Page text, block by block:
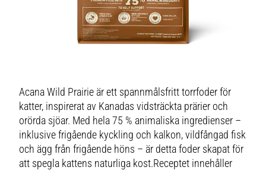
Acana Wild Prairie är ett spannmålsfritt torrfoder för
katter, inspirerat av Kanadas vidsträckta prärier och
orörda sjöar. Med hela 75 % animaliska ingredienser –
inklusive frigående kyckling och kalkon, vildfångad fisk
och ägg från frigående höns – är detta foder skapat för
att spegla kattens naturliga kost.Receptet innehåller